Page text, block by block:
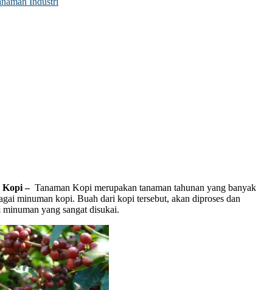
Kopi – Tanaman Kopi merupakan tanaman tahunan yang banyak
minuman kopi. Buah dari kopi tersebut, akan diproses dan
yang sangat disukai.